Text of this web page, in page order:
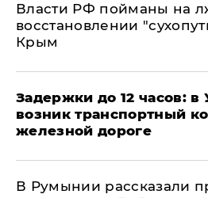
Власти РФ пойманы на
восстановлении
Крым
Задержки до 12 часов: в
возник транспортный
железной дороге
В Румынии рассказали